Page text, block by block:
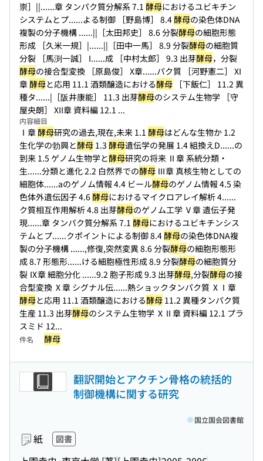
崇］||......章 タンパク質分解系 7.1 酵母におけるユビキチン
システムとプ......よる制御 ［野島博］ 8.4酵母の染色体DNA
複製の分子機構 ......||［太田邦史］ 8.6 分裂酵母の細胞形態
形成 ［久米一規］|......||［田中一馬］ 8.9 分裂酵母の細胞質
分裂 ［馬渕一誠］ I......成 ［中村太郎］ 9.3 出芽酵母，分裂
酵母の接合型変換 ［原島俊］ X章......パク質 ［河野憲二］ XI
章酵母と応用 11.1 酒類醸造における酵母 ［下飯仁］ 11.2 異
種タ......|［阪井康能］ 11.3 出芽酵母のシステム生物学 ［守
屋央朗］ XII章 資料編 12.1 ...
内容細目
Ⅰ章酵母研究の過去,現在,未来 1.1 酵母はどんな生物か 1.2
生化学の勃興と酵母 1.3 酵母遺伝学の発展 1.4 組換えD......の
到来 1.5 ゲノム生物学と酵母研究の将来 Ⅱ章 系統分類・
生......分類と進化 2.2 白然界での酵母 Ⅲ章 真核生物としての
細胞体......aのゲノム情報 4.4 ビール酵母のゲノム情報 4.5 染
色体外遺伝因子 4.6酵母におけるマイクロアレイ解析 4......
ク質相互作用解析 4.8 出芽酵母のゲノム工学 Ⅴ章 遺伝子発
現......章 タンパク質分解系 7.1 酵母におけるユビキチンシス
テムとプ......クポイントによる制御 8.4酵母の染色体DNA複
製の分子機構 ......,修復,突然変異 8.6 分裂酵母の細胞形態形
成 8.7 形態形......ける細胞極性形成 8.9 分裂酵母の細胞質分
裂 Ⅸ章 細胞分化 ......9.2 胞子形成 9.3 出芽酵母,分裂酵母の接
合型変換 Ⅹ章 シグナル伝......熱ショックタンパク質 ⅩⅠ章
酵母と応用 11.1 酒類醸造における酵母 11.2 異種タンパク質
生産 11.3 出芽酵母のシステム生物学 ⅩⅡ章 資料編 12.1 プラ
スミド 12...
件名 酵母
翻訳開始とアクチン骨格の統括的
制御機構に関する研究
紙 図書
国立国会図書館